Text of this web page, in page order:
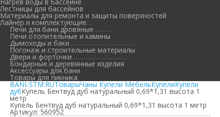
Лестницы для бассейнов
Материалы для ремонта и защиты поверхностей
Лайнер и комплектующие
Печи для бани дровяные
Печи отопительные и камины
Дымоходы и баки
Погонаж и строительные материалы
Двери и форточки
Бондарные и деревянные изделия
Аксессуары для бани
Товары для пикника
BANI-STM.RUТоварыЧаны Купели МебельКупелиКупели
дубКупель Бентвуд дуб натуральный 0,69*1,31 высота 1
метр
Купель Бентвуд дуб натуральный 0,69*1,31 высота 1 метр
Артикул: 560952